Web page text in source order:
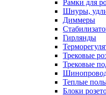
Рамки для
Шнуры,
Диммеры
Гирлянды
Трековые
Трековые
Теплые
Блоки